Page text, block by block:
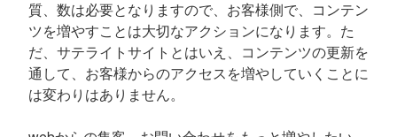
質、数は必要となりますので、お客様側で、コンテン
ツを増やすことは大切なアクションになります。た
だ、サテライトサイトとはいえ、コンテンツの更新を
通して、お客様からのアクセスを増やしていくことに
は変わりはありません。